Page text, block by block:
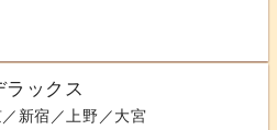
ックス
新宿／上野／大宮